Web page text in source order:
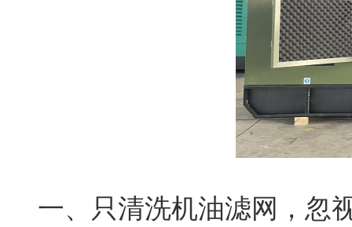
一、只清洗机油滤网，忽